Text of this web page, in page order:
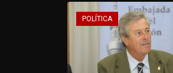
POLÍTICA